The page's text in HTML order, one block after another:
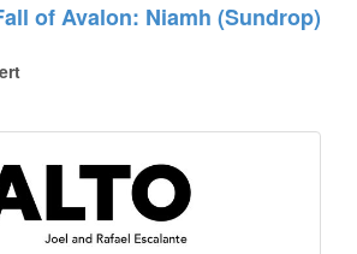
of Avalon: Niamh (Sundrop)